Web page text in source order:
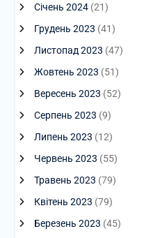
Січень 2024(21)
Грудень 2023 (41)
Листопад 2023 (47)
Жовтень 2023 (51)
Вересень 2023 (52)
Серпень 2023 (9)
Липень 2023 (12)
Червень 2023 (55)
Травень 2023 (79)
Квітень 2023 (79)
Березень 2023 (45)